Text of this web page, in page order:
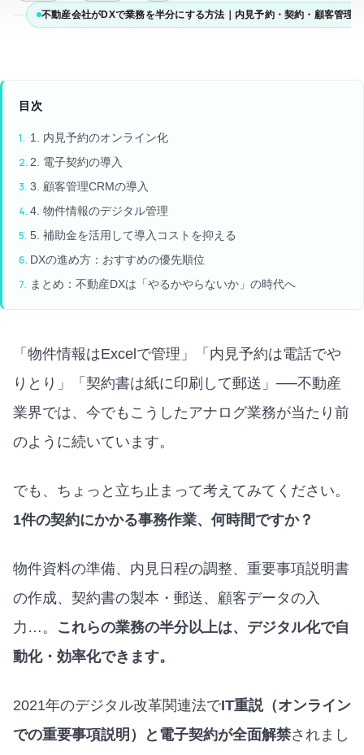
不動産会社がDXで業務を半分にする方法｜内見予約・契約・顧客管理
目次
1. 内見予約のオンライン化
2. 電子契約の導入
3. 顧客管理CRMの導入
4. 物件情報のデジタル管理
5. 補助金を活用して導入コストを抑える
DXの進め方：おすすめの優先順位
まとめ：不動産DXは「やるかやらないか」の時代へ
「物件情報はExcelで管理」「内見予約は電話でや
りとり」「契約書は紙に印刷して郵送」──不動産
業界では、今でもこうしたアナログ業務が当たり前
のように続いています。
でも、ちょっと立ち止まって考えてみてください。
1件の契約にかかる事務作業、何時間ですか？
物件資料の準備、内見日程の調整、重要事項説明書
の作成、契約書の製本・郵送、顧客データの入
力…。 これらの業務の半分以上は、デジタル化で自
動化・効率化できます。
2021年のデジタル改革関連法でIT重説（オンライン
での重要事項説明）と電子契約が全面解禁されまし